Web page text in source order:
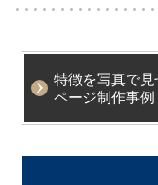
特徴を写真で
ページ制作事例